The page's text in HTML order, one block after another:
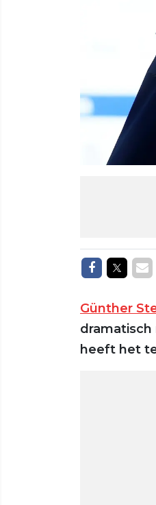
Delen op
Günther
dramatisch
heeft het